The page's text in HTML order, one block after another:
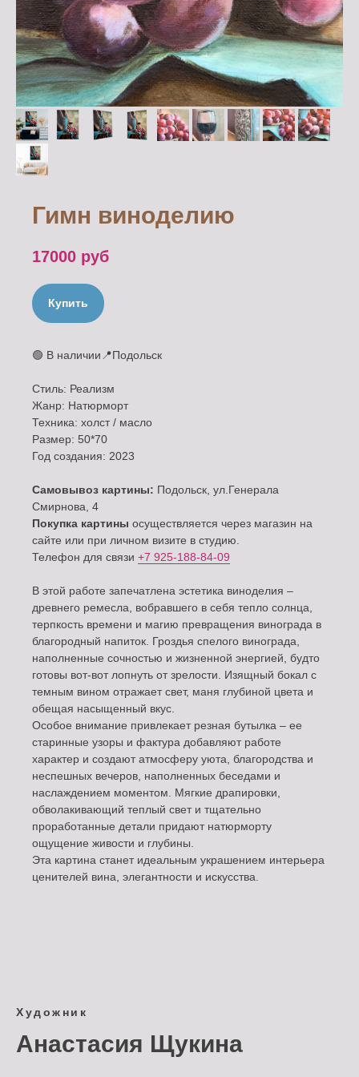
Гимн виноделию
17000 руб
Купить
🟢 В наличии📍Подольск
Стиль: Реализм
Жанр: Натюрморт
Техника: холст / масло
Размер: 50*70
Год создания: 2023
Самовывоз картины: Подольск, ул.Генерала
Смирнова, 4
Покупка картины осуществляется через магазин на
сайте или при личном визите в студию.
Телефон для связи +7 925-188-84-09
В этой работе запечатлена эстетика виноделия –
древнего ремесла, вобравшего в себя тепло солнца,
терпкость времени и магию превращения винограда в
благородный напиток. Гроздья спелого винограда,
наполненные сочностью и жизненной энергией, будто
готовы вот-вот лопнуть от зрелости. Изящный бокал с
темным вином отражает свет, маня глубиной цвета и
обещая насыщенный вкус.
Особое внимание привлекает резная бутылка – ее
старинные узоры и фактура добавляют работе
характер и создают атмосферу уюта, благородства и
неспешных вечеров, наполненных беседами и
наслаждением моментом. Мягкие драпировки,
обволакивающий теплый свет и тщательно
проработанные детали придают натюрморту
ощущение живости и глубины.
Эта картина станет идеальным украшением интерьера
ценителей вина, элегантности и искусства.
Художник
Анастасия Щукина